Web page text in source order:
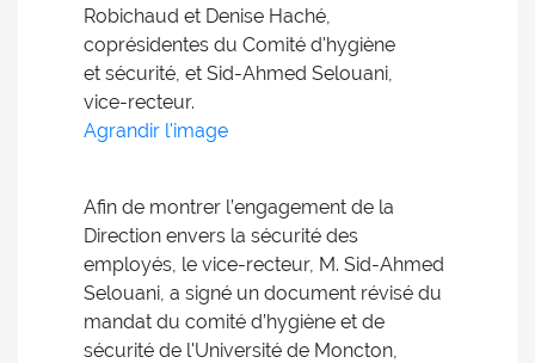
Robichaud et Denise Haché,
coprésidentes du Comité d'hygiène
et sécurité, et Sid-Ahmed Selouani,
vice-recteur.
Agrandir l'image
Afin de montrer l’engagement de la
Direction envers la sécurité des
employés, le vice-recteur, M. Sid-Ahmed
Selouani, a signé un document révisé du
mandat du comité d’hygiène et de
sécurité de l'Université de Moncton,